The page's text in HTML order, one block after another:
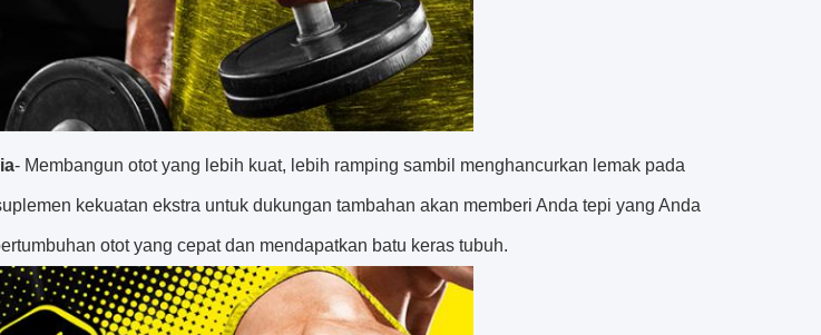
- Membangun otot yang lebih kuat, lebih ramping sambil menghancurkan lemak pada
kekuatan ekstra untuk dukungan tambahan akan memberi Anda tepi yang Anda
otot yang cepat dan mendapatkan batu keras tubuh.